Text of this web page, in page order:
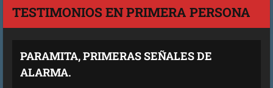
TESTIMONIOS EN PRIMERA PERSONA
PARAMITA, PRIMERAS SEÑALES DE
ALARMA.